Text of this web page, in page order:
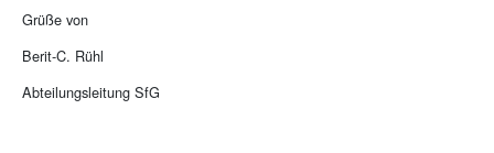
Grüße von
Berit-C. Rühl
Abteilungsleitung SfG